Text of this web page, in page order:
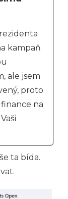
kampaň
ale jsem
proto
na
ta bída.